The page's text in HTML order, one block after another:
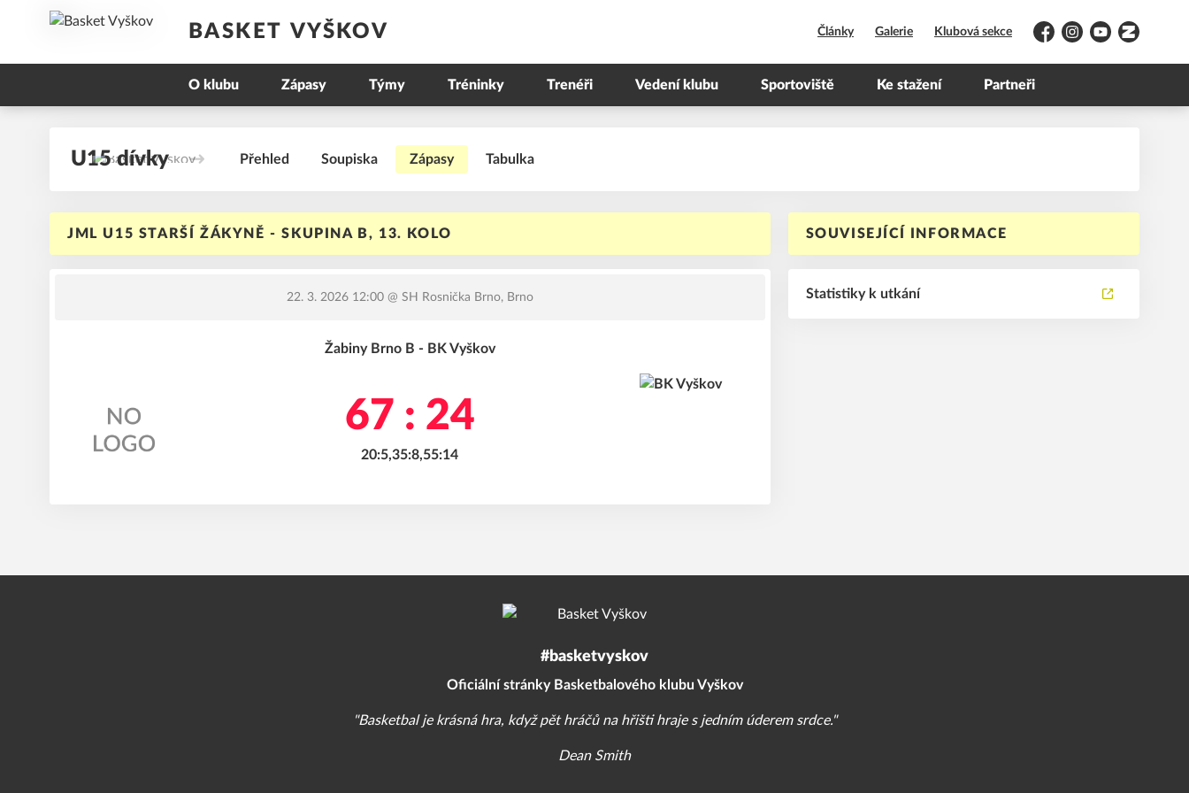
BASKET VYŠKOV Články Galerie Klubová sekce
FacebookInstagramYouTubeZonerama
O klubu Zápasy Týmy Tréninky Trenéři Vedení klubu Sportoviště Ke stažení Partneři
U15 dívky Přehled Soupiska Zápasy Tabulka
JML U15 STARŠÍ ŽÁKYNĚ - SKUPINA B, 13. KOLO
22. 3. 2026 12:00@ SH Rosnička Brno, Brno
Žabiny Brno B - BK Vyškov
67 : 24
20:5,35:8,55:14
SOUVISEJÍCÍ INFORMACE
Statistiky k utkání
#basketvyskov
Oficiální stránky Basketbalového klubu Vyškov
"Basketbal je krásná hra, když pět hráčů na hřišti hraje s jedním úderem srdce."
Dean Smith